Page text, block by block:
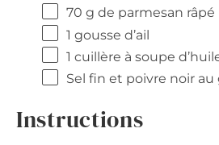
70 g de parmesan râpé
1 gousse d’ail
1 cuillère à soupe
Sel fin et poivre noir au
Instructions